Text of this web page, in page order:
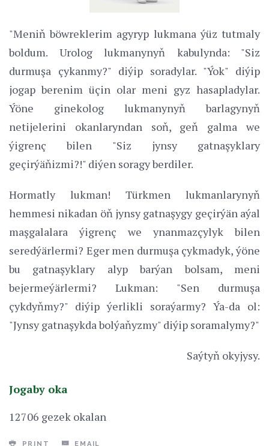
"Meniň böwreklerim agyryp lukmana ýüz tutmaly
boldum. Urolog lukmanynyň kabulynda: "Siz
durmuşa çykanmy?" diýip soradylar. "Ýok" diýip
jogap berenim üçin olar meni gyz hasapladylar.
Ýöne ginekolog lukmanynyň barlagynyň
netijelerini okanlaryndan soň, geň galma we
ýigrenç bilen "Siz jynsy gatnaşyklary
geçirýäňizmi?!" diýen soragy berdiler.
Hormatly lukman! Türkmen lukmanlarynyň
hemmesi nikadan öň jynsy gatnaşygy geçirýän aýal
maşgalalara ýigrenç we ynanmazçylyk bilen
seredýärlermi? Eger men durmuşa çykmadyk, ýöne
bu gatnaşyklary alyp barýan bolsam, meni
bejermeýärlermi? Lukman: "Sen durmuşa
çykdyňmy?" diýip ýerlikli soraýarmy? Ýa-da ol:
"Jynsy gatnaşykda bolýaňyzmy" diýip soramalymy?"
Saýtyň okyjysy.
Jogaby oka
12706 gezek okalan
PRINT EMAIL